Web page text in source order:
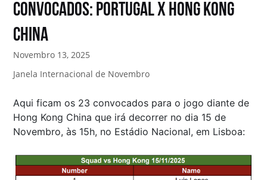
Convocados: Portugal x Hong Kong
China
Novembro 13, 2025
Janela Internacional de Novembro
Aqui ficam os 23 convocados para o jogo diante de
Hong Kong China que irá decorrer no dia 15 de
Novembro, às 15h, no Estádio Nacional, em Lisboa: